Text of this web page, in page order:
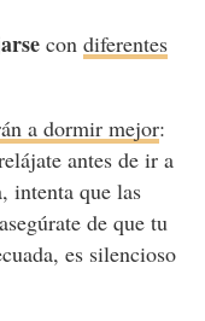
con diferentes
a dormir mejor:
antes de ir a
intenta que las
de que tu
es silencioso